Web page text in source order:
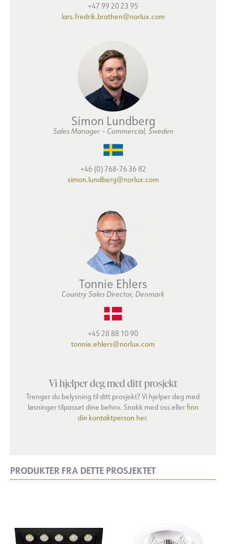
+47 99 20 23 95
lars.fredrik.brathen@norlux.com
Simon Lundberg
Sales Manager – Commercial, Sweden
+46 (0) 768-76 36 82
simon.lundberg@norlux.com
Tonnie Ehlers
Country Sales Director, Denmark
+45 28 88 10 90
tonnie.ehlers@norlux.com
Vi hjelper deg med ditt prosjekt
Trenger du belysning til ditt prosjekt? Vi hjelper deg med
løsninger tilpasset dine behov. Snakk med oss ellerfinn
din kontaktperson her.
PRODUKTER FRA DETTE PROSJEKTET